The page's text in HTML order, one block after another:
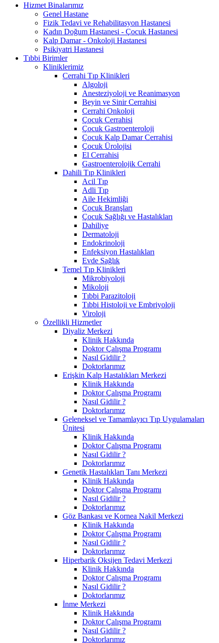
Hizmet Binalarımız
Genel Hastane
Fizik Tedavi ve Rehabilitasyon Hastanesi
Kadın Doğum Hastanesi - Çocuk Hastanesi
Kalp Damar - Onkoloji Hastanesi
Psikiyatri Hastanesi
Tıbbi Birimler
Kliniklerimiz
Cerrahi Tıp Klinikleri
Algoloji
Anesteziyoloji ve Reanimasyon
Beyin ve Sinir Cerrahisi
Cerrahi Onkoloji
Çocuk Cerrahisi
Çocuk Gastroenteroloji
Çocuk Kalp Damar Cerrahisi
Çocuk Ürolojisi
El Cerrahisi
Gastroenterolojik Cerrahi
Dahili Tıp Klinikleri
Acil Tıp
Adli Tıp
Aile Hekimliği
Çocuk Branşları
Çocuk Sağlığı ve Hastalıkları
Dahiliye
Dermatoloji
Endokrinoloji
Enfeksiyon Hastalıkları
Evde Sağlık
Temel Tıp Klinikleri
Mikrobiyoloji
Mikoloji
Tıbbi Parazitoloji
Tıbbi Histoloji ve Embriyoloji
Viroloji
Özellikli Hizmetler
Diyaliz Merkezi
Klinik Hakkında
Doktor Çalışma Programı
Nasıl Gidilir ?
Doktorlarımız
Erişkin Kalp Hastalıkları Merkezi
Klinik Hakkında
Doktor Çalışma Programı
Nasıl Gidilir ?
Doktorlarımız
Geleneksel ve Tamamlayıcı Tıp Uygulamaları
Ünitesi
Klinik Hakkında
Doktor Çalışma Programı
Nasıl Gidilir ?
Doktorlarımız
Genetik Hastalıkları Tanı Merkezi
Klinik Hakkında
Doktor Çalışma Programı
Nasıl Gidilir ?
Doktorlarımız
Göz Bankası ve Kornea Nakil Merkezi
Klinik Hakkında
Doktor Çalışma Programı
Nasıl Gidilir ?
Doktorlarımız
Hiperbarik Oksijen Tedavi Merkezi
Klinik Hakkında
Doktor Çalışma Programı
Nasıl Gidilir ?
Doktorlarımız
İnme Merkezi
Klinik Hakkında
Doktor Çalışma Programı
Nasıl Gidilir ?
Doktorlarımız